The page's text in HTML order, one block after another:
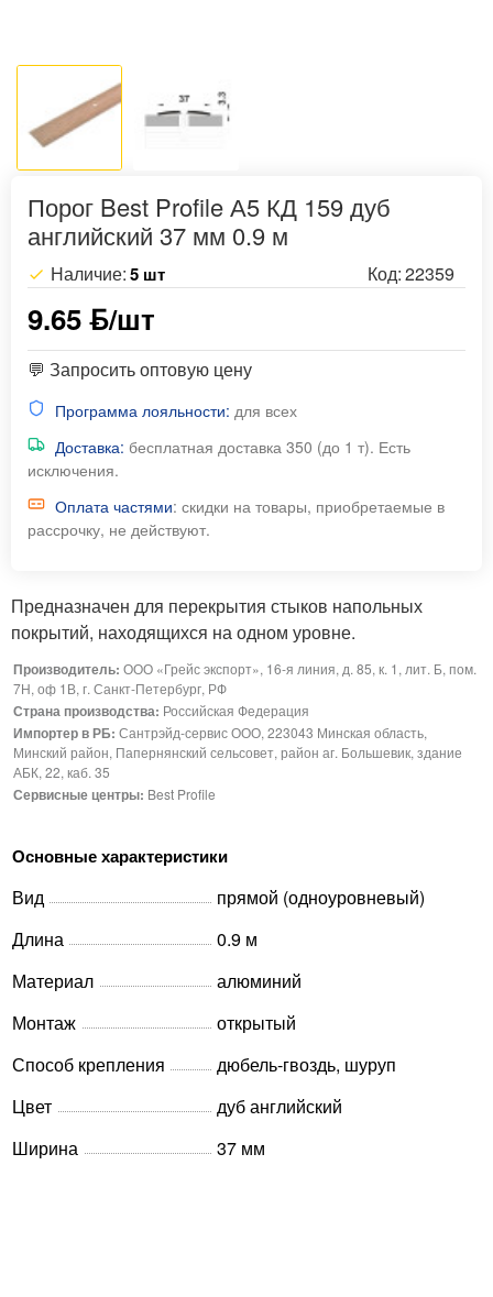
Порог Best Profile А5 КД 159 дуб
английский 37 мм 0.9 м
9.65 ƃ/шт
Наличие:5 шт Код:22359
💬 Запросить оптовую цену
Программа лояльности: для всех
Доставка: бесплатная доставка 350 (до 1 т). Есть
исключения.
Оплата частями: скидки на товары, приобретаемые в
рассрочку, не действуют.
Предназначен для перекрытия стыков напольных
покрытий, находящихся на одном уровне.
Производитель: ООО «Грейс экспорт», 16-я линия, д. 85, к. 1, лит. Б, пом.
7Н, оф 1В, г. Санкт-Петербург, РФ
Страна производства: Российская Федерация
Импортер в РБ: Сантрэйд-сервис ООО, 223043 Минская область,
Минский район, Папернянский сельсовет, район аг. Большевик, здание
АБК, 22, каб. 35
Сервисные центры: Best Profile
Основные характеристики
Вид
прямой (одноуровневый)
Длина
0.9 м
Материал
алюминий
Монтаж
открытый
Способ крепления
дюбель-гвоздь, шуруп
Цвет
дуб английский
Ширина
37 мм